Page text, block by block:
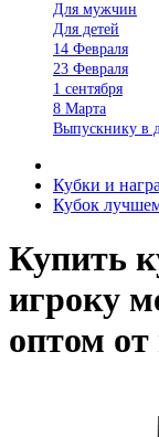
Для мужчин
Для детей
14 Февраля
23 Февраля
1 сентября
8 Марта
Выпускнику в
Кубки и
Кубок
Купить
игроку
оптом от